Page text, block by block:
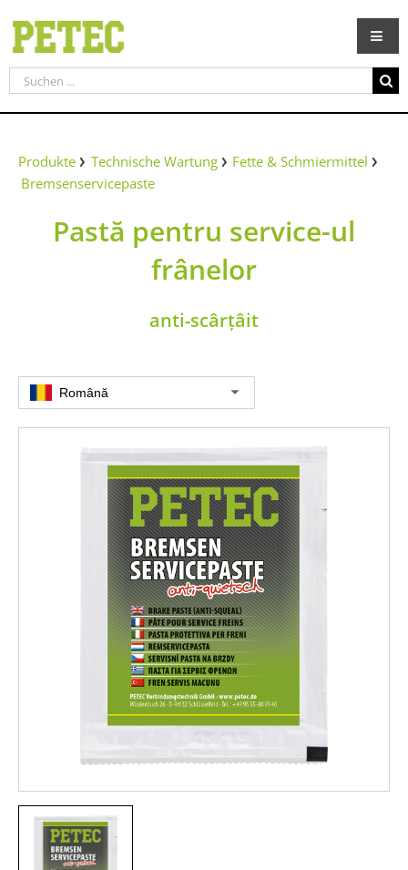
Inhalt
springen
Suche
nach:
Produkte Technische Wartung
Fette & Schmiermittel
Bremsenservicepaste
Pastă pentru service-ul
frânelor
anti-scârțâit
Română